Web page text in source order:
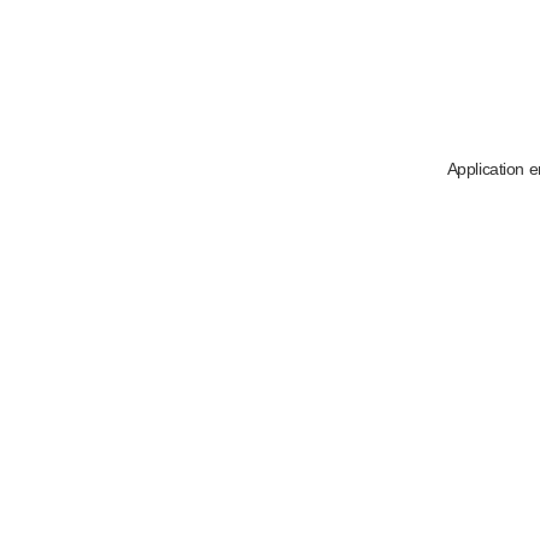
Application